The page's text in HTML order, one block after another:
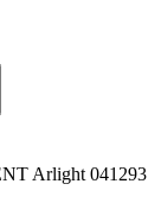
Arlight 041293